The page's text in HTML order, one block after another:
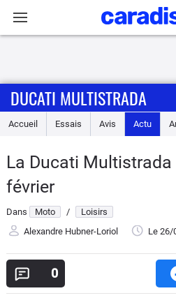
Accueil
Essais
Equipement
Forum
DUCATI MULTISTRADA
Accueil Essais Avis Actu
La Ducati Multistrada
février
Dans Moto /
Loisirs
Alexandre Hubner-Loriol
Le 26/
0